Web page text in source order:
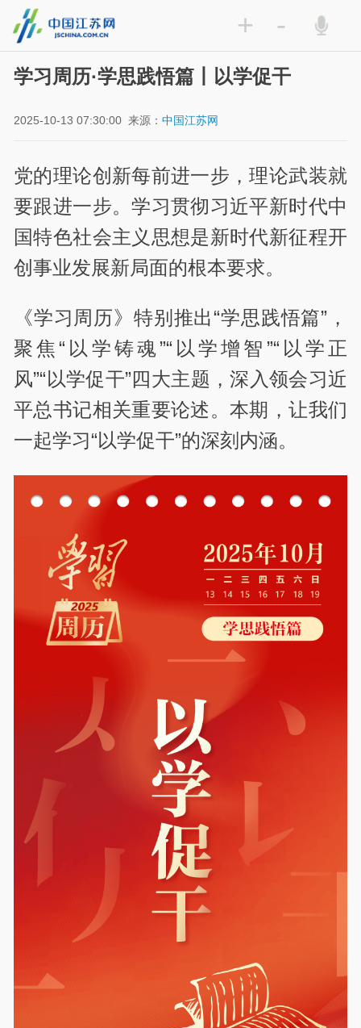
+ -
学习周历·学思践悟篇丨以学促干
2025-10-13 07:30:00 来源：中国江苏网
党的理论创新每前进一步，理论武装就
要跟进一步。学习贯彻习近平新时代中
国特色社会主义思想是新时代新征程开
创事业发展新局面的根本要求。
《学习周历》特别推出“学思践悟篇”，
聚焦“以学铸魂”“以学增智”“以学正
风”“以学促干”四大主题，深入领会习近
平总书记相关重要论述。本期，让我们
一起学习“以学促干”的深刻内涵。